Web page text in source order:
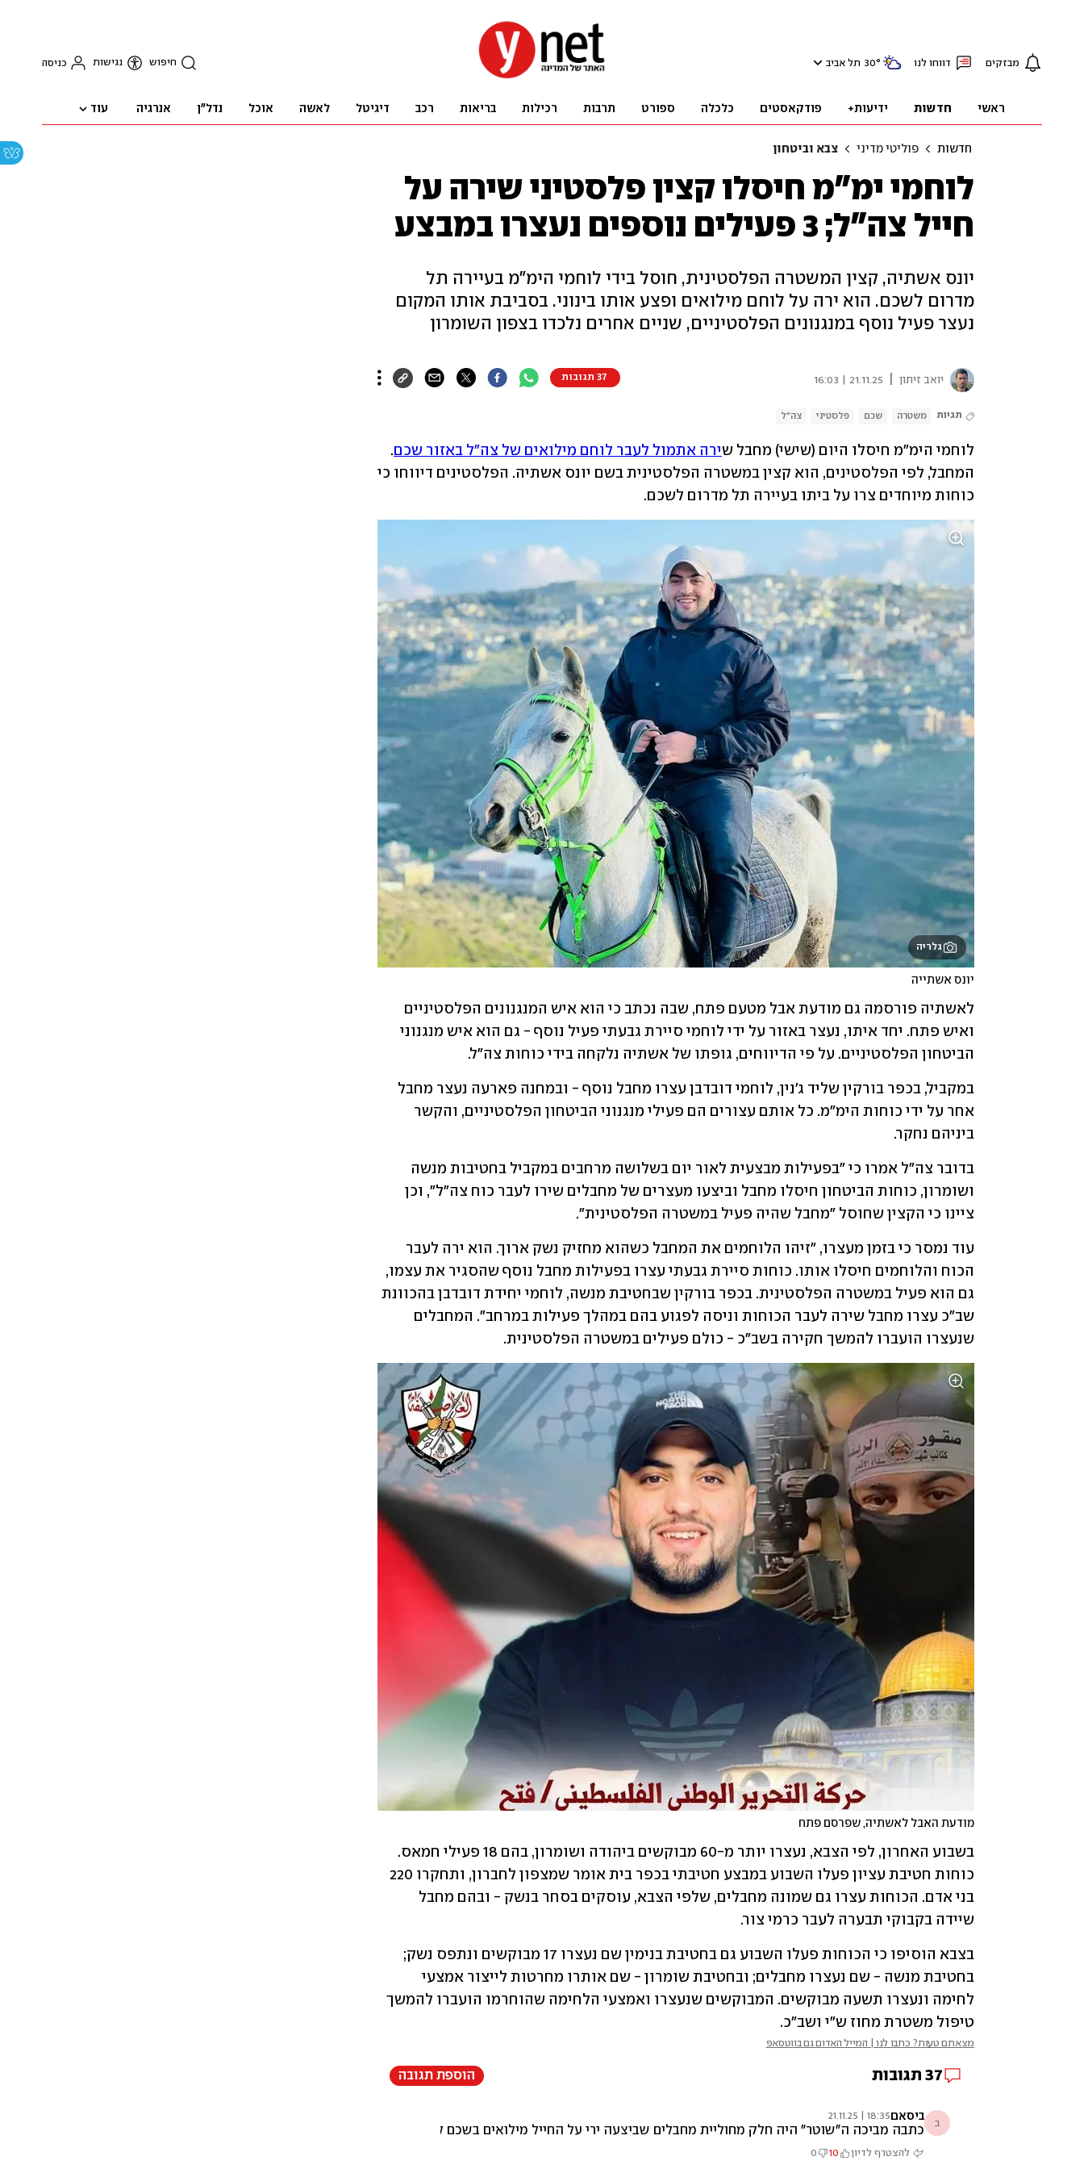
מבזקים דווחו לנו 30° תל אביב חיפוש נגישות כניסה
ראשי חדשות ידיעות+ פודקאסטים כלכלה ספורט תרבות רכילות בריאות רכב דיגיטל לאשה אוכל נדל"ן אנרגיה עוד
חדשות פוליטי מדיני צבא וביטחון
לוחמי ימ"מ חיסלו קצין פלסטיני שירה על
חייל צה"ל; 3 פעילים נוספים נעצרו במבצע
יונס אשתיה, קצין המשטרה הפלסטינית, חוסל בידי לוחמי הימ"מ בעיירה תל
מדרום לשכם. הוא ירה על לוחם מילואים ופצע אותו בינוני. בסביבת אותו המקום
נעצר פעיל נוסף במנגנונים הפלסטיניים, שניים אחרים נלכדו בצפון השומרון
יואב זיתון 21.11.25 | 16:03 37 תגובות
תגיות משטרה שכם פלסטיני צה"ל
לוחמי הימ"מ חיסלו היום (שישי) מחבל שירה אתמול לעבר לוחם מילואים של צה"ל באזור שכם
כוחות מיוחדים צרו על ביתו בעיירה תל מדרום לשכם.
גלריה
יונס אשתייה
הביטחון הפלסטיניים. על פי הדיווחים, גופתו של אשתיה נלקחה בידי כוחות צה"ל.
ביניהם נחקר.
ציינו כי הקצין שחוסל "מחבל שהיה פעיל במשטרה הפלסטינית".
שנעצרו הועברו להמשך חקירה בשב"כ - כולם פעילים במשטרה הפלסטינית.
מודעת האבל לאשתיה, שפרסם פתח
שיידה בקבוקי תבערה לעבר כרמי צור.
טיפול משטרת מחוז ש"י ושב"כ.
מצאתם טעות? כתבו לנו | המייל האדום גם בווטסאפ
37 תגובות הוספת תגובה
ב ביסאם18:35 | 21.11.25
כתבה מביכה ה"שוטר" היה חלק מחוליית מחבלים שביצעה ירי על החייל מילואים בשכם לפני יומיים. החיסול היה אחרי מבצע מודיעיני ופריקת מצלמות מדוקדק של
להצטרף לדיון 10
0